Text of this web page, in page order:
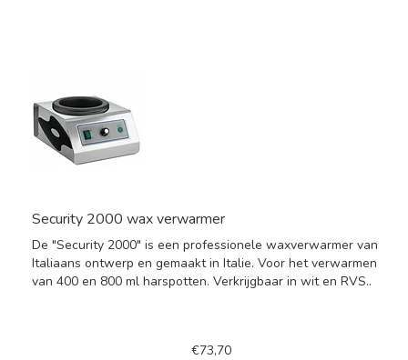
Security 2000 wax verwarmer
De "Security 2000" is een professionele waxverwarmer van
Italiaans ontwerp en gemaakt in Italie. Voor het verwarmen
van 400 en 800 ml harspotten. Verkrijgbaar in wit en RVS..
€73,70